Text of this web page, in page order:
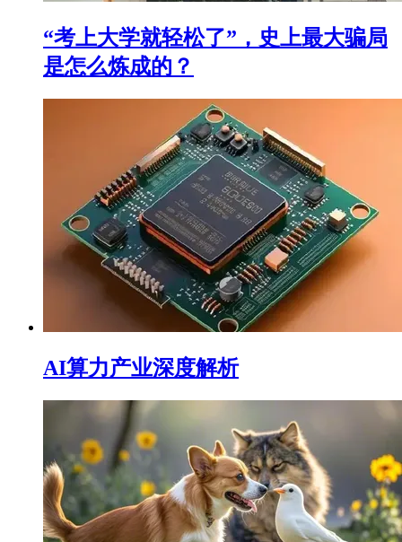
“考上大学就轻松了”，史上最大骗局
是怎么炼成的？
AI算力产业深度解析